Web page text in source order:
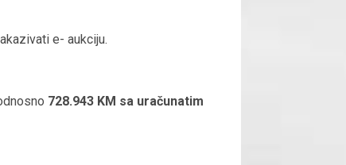
e- aukciju.
728.943 KM sa uračunatim